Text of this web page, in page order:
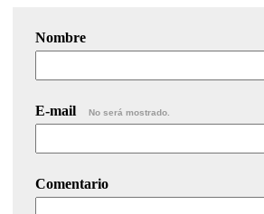
Nombre
E-mail No será mostrado.
Comentario